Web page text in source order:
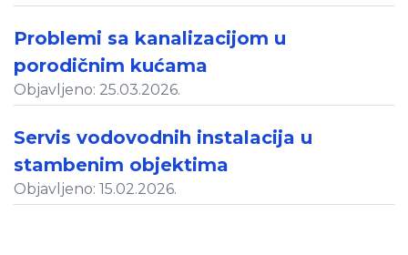
Problemi sa kanalizacijom u
porodičnim kućama
Objavljeno: 25.03.2026.
Servis vodovodnih instalacija u
stambenim objektima
Objavljeno: 15.02.2026.